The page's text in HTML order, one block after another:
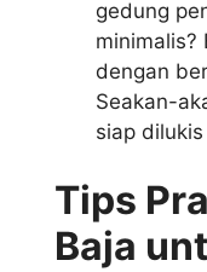
gedung
minimalis?
dengan
Seakan-
siap
Tips
Baja